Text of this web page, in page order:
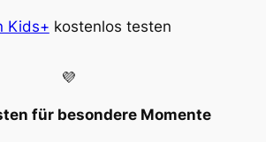
Kids+ kostenlos testen
💜
für besondere Momente